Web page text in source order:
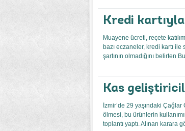
Kredi
Muayene ücreti, reçete
bazı eczaneler, kredi kartı
şartının olmadığını belirten
Kas
İzmir’de 29 yaşındaki
ölmesi, bu ürünlerin
toplantı yaptı. Alınan karara